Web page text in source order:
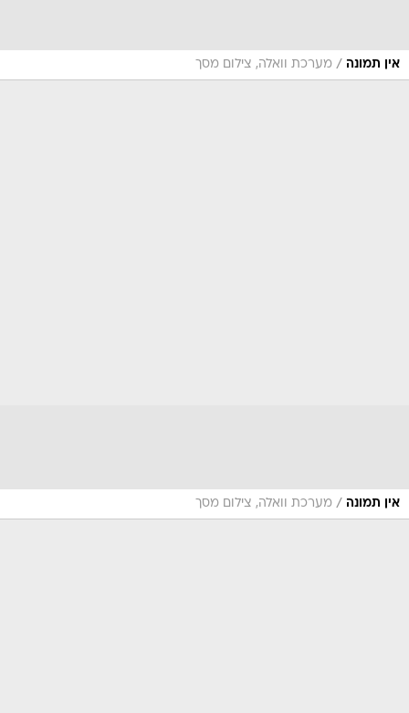
אין תמונה / מערכת וואלה, צילום מסך
אין תמונה / מערכת וואלה, צילום מסך